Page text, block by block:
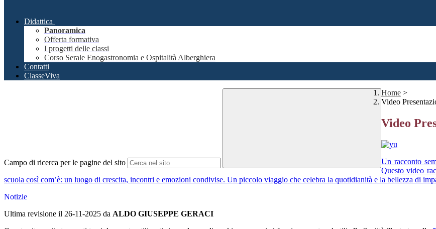
Didattica
Panoramica
Offerta formativa
I progetti delle classi
Corso Serale Enogastronomia e Ospitalità Alberghiera
Contatti
ClasseViva
Campo di ricerca per le pagine del sito
Home >
Video
Video
Un racconto
Questo video
scuola così com’è: un luogo di crescita, incontri e emozioni condivise. Un piccolo viaggio che celebra la quotidianità e la bellezza di
Notizie
Ultima revisione il 26-11-2025 da ALDO GIUSEPPE GERACI